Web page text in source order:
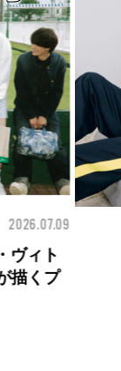
2026.07.09
大胆な
。装う